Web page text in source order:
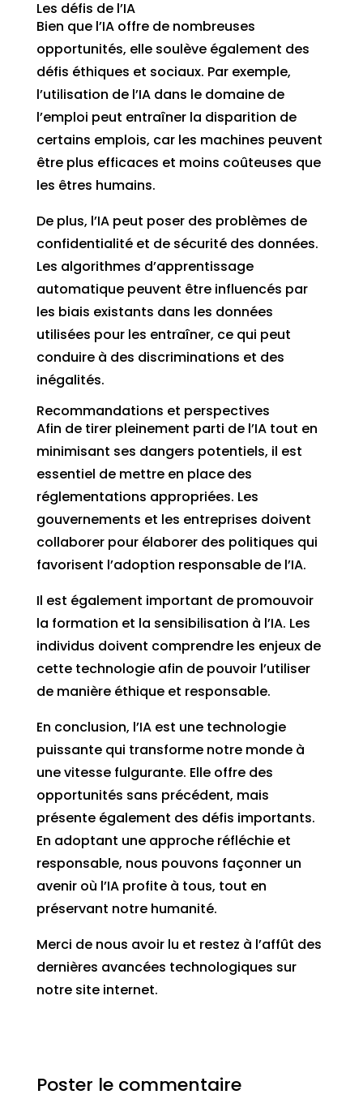
Les défis de l’IA
Bien que l’IA offre de nombreuses
opportunités, elle soulève également des
défis éthiques et sociaux. Par exemple,
l’utilisation de l’IA dans le domaine de
l’emploi peut entraîner la disparition de
certains emplois, car les machines peuvent
être plus efficaces et moins coûteuses que
les êtres humains.
De plus, l’IA peut poser des problèmes de
confidentialité et de sécurité des données.
Les algorithmes d’apprentissage
automatique peuvent être influencés par
les biais existants dans les données
utilisées pour les entraîner, ce qui peut
conduire à des discriminations et des
inégalités.
Recommandations et perspectives
Afin de tirer pleinement parti de l’IA tout en
minimisant ses dangers potentiels, il est
essentiel de mettre en place des
réglementations appropriées. Les
gouvernements et les entreprises doivent
collaborer pour élaborer des politiques qui
favorisent l’adoption responsable de l’IA.
Il est également important de promouvoir
la formation et la sensibilisation à l’IA. Les
individus doivent comprendre les enjeux de
cette technologie afin de pouvoir l’utiliser
de manière éthique et responsable.
En conclusion, l’IA est une technologie
puissante qui transforme notre monde à
une vitesse fulgurante. Elle offre des
opportunités sans précédent, mais
présente également des défis importants.
En adoptant une approche réfléchie et
responsable, nous pouvons façonner un
avenir où l’IA profite à tous, tout en
préservant notre humanité.
Merci de nous avoir lu et restez à l’affût des
dernières avancées technologiques sur
notre site internet.
Poster le commentaire